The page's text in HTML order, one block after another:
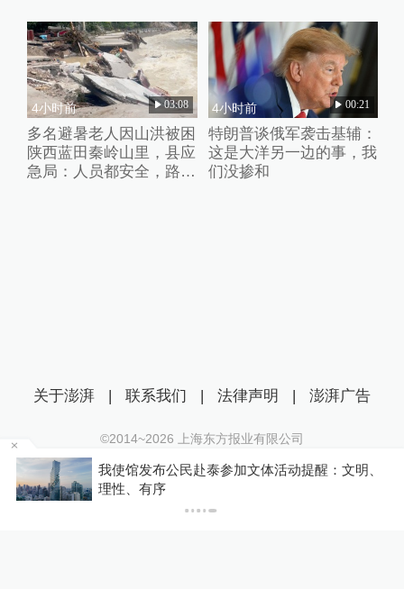
4小时前 03:08
多名避暑老人因山洪被困
陕西蓝田秦岭山里，县应
急局：人员都安全，路暂
4小时前 00:21
特朗普谈俄军袭击基辅：
这是大洋另一边的事，我
们没掺和
我使馆发布公民赴泰参加文体活动提醒：文明、
理性、有序
关于澎湃 | 联系我们 | 法律声明 | 澎湃广告
©2014~2026 上海东方报业有限公司
沪ICP证：沪B2-20170116 | 沪ICP备14003370号
互联网新闻信息服务许可证：31120170006
沪公网安备 31010602000299号